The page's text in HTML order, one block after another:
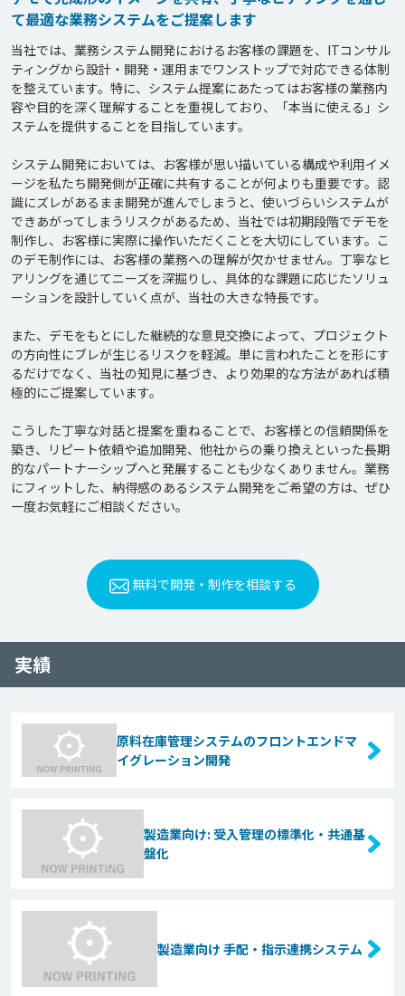
て最適な業務システムをご提案します
当社では、業務システム開発におけるお客様の課題を、ITコンサル
ティングから設計・開発・運用までワンストップで対応できる体制
を整えています。特に、システム提案にあたってはお客様の業務内
容や目的を深く理解することを重視しており、「本当に使える」シ
ステムを提供することを目指しています。
システム開発においては、お客様が思い描いている構成や利用イメ
ージを私たち開発側が正確に共有することが何よりも重要です。認
識にズレがあるまま開発が進んでしまうと、使いづらいシステムが
できあがってしまうリスクがあるため、当社では初期段階でデモを
制作し、お客様に実際に操作いただくことを大切にしています。こ
のデモ制作には、お客様の業務への理解が欠かせません。丁寧なヒ
アリングを通じてニーズを深掘りし、具体的な課題に応じたソリュ
ーションを設計していく点が、当社の大きな特長です。
また、デモをもとにした継続的な意見交換によって、プロジェクト
の方向性にブレが生じるリスクを軽減。単に言われたことを形にす
るだけでなく、当社の知見に基づき、より効果的な方法があれば積
極的にご提案しています。
こうした丁寧な対話と提案を重ねることで、お客様との信頼関係を
築き、リピート依頼や追加開発、他社からの乗り換えといった長期
的なパートナーシップへと発展することも少なくありません。業務
にフィットした、納得感のあるシステム開発をご希望の方は、ぜひ
無料で開発・制作を相談する
実績
原料在庫管理システムのフロントエンドマ
イグレーション開発
製造業向け: 受入管理の標準化・共通基
盤化
製造業向け 手配・指示連携システム